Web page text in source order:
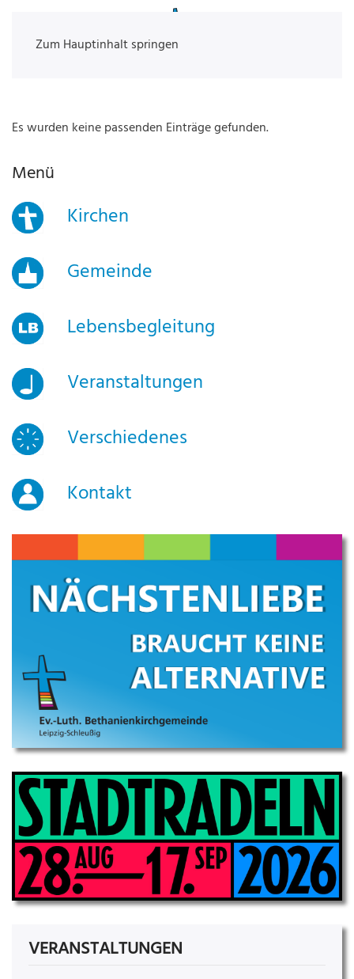
Zum Hauptinhalt springen
Es wurden keine passenden Einträge gefunden.
Menü
Kirchen
Gemeinde
Lebensbegleitung
Veranstaltungen
Verschiedenes
Kontakt
VERANSTALTUNGEN